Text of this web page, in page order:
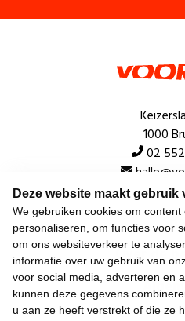
Deze website maakt gebruik
We gebruiken cookies om
personaliseren, om functies voor
om ons websiteverkeer te
informatie over uw gebruik van
voor social media, adverteren en
kunnen deze gegevens
u aan ze heeft verstrekt of die ze
1000
02
Over de